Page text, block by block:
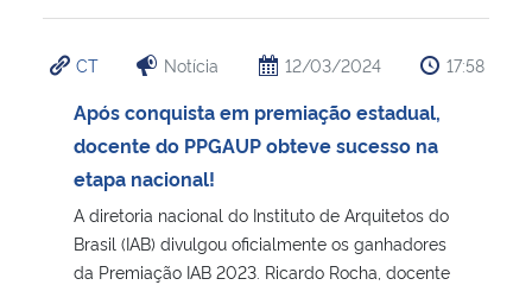
CT Notícia 12/03/2024 17:58
Após conquista em premiação estadual,
docente do PPGAUP obteve sucesso na
etapa nacional!
A diretoria nacional do Instituto de Arquitetos do
Brasil (IAB) divulgou oficialmente os ganhadores
da Premiação IAB 2023. Ricardo Rocha, docente